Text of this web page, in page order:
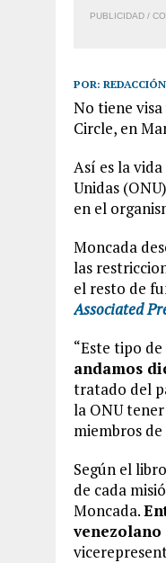
PUBLICIDAD /
POR:
No tiene
Circle, en
Así es la
Unidas
en el
Moncada
las
el resto de
Associated
“Este tipo
andamos
tratado del
la ONU
miembros
Según el
de cada
Moncada.
venezolano